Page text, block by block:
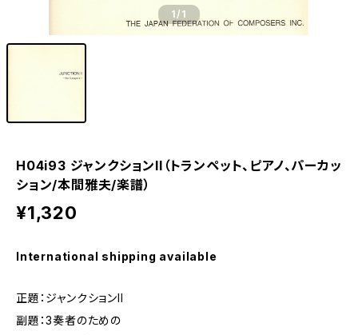
1/1
H04i93 ジャンクションII（トランペット、ピアノ、パーカッ
ション/本間雅夫/楽譜）
¥1,320
International shipping available
正題：ジャンクションII
副題：3奏者のための